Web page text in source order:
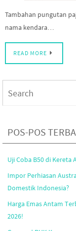
Tambahan pungutan
nama kendara…
READ MORE
POS-POS
Uji Coba B50 di Kereta
Impor Perhiasan
Domestik Indonesia?
Harga Emas Antam
2026!